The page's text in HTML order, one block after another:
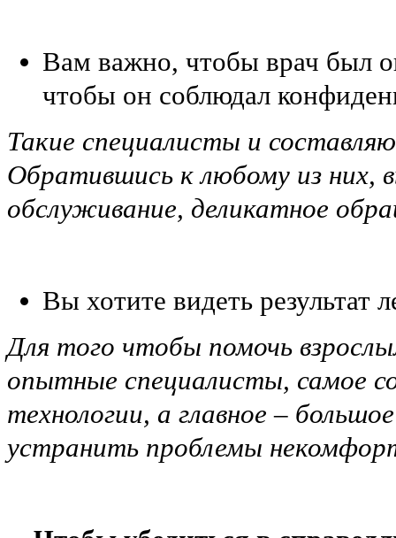
Вам важно, чтобы врач был
чтобы он соблюдал
Такие специалисты и
Обратившись к любому из них,
обслуживание, деликатное
Вы хотите видеть результат
Для того чтобы помочь
опытные специалисты, самое
технологии, а главное –
устранить проблемы